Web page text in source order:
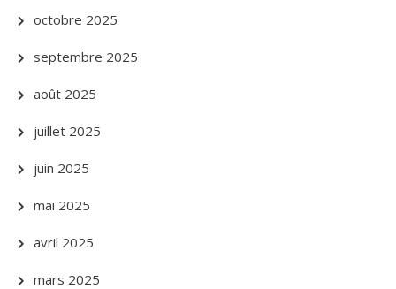
octobre 2025
septembre 2025
août 2025
juillet 2025
juin 2025
mai 2025
avril 2025
mars 2025